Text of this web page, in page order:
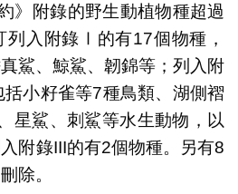
》附錄的野生動植物種超過
列入附錄Ⅰ的有17個物種，
鯊、鯨鯊、韌錦等；列入附
小籽雀等7種鳥類、湖側褶
星鯊、刺鯊等水生動物，以
附錄III的有2個物種。另有8
除。